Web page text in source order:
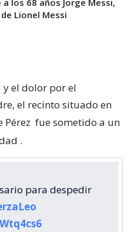
a los 68 años Jorge Messi,
Lionel Messi
y el dolor por el
el recinto situado en
Pérez fue sometido a un
.
para despedir